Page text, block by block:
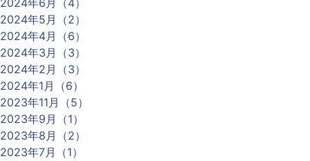
2024年6月（4）
2024年5月（2）
2024年4月（6）
2024年3月（3）
2024年2月（3）
2024年1月（6）
2023年11月（5）
2023年9月（1）
2023年8月（2）
2023年7月（1）